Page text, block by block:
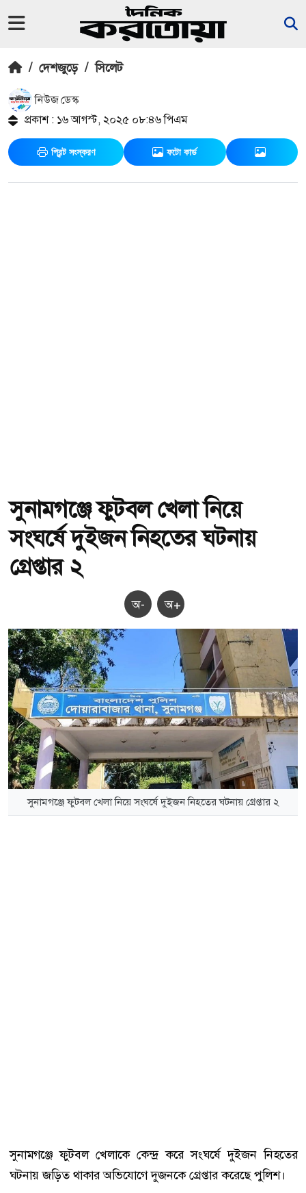
/ দেশজুড়ে / সিলেট
নিউজ ডেস্ক
প্রকাশ : ১৬ আগস্ট, ২০২৫ ০৮:৪৬ পিএম
প্রিন্ট সংস্করণ ফটো কার্ড
সুনামগঞ্জে ফুটবল খেলা নিয়ে
সংঘর্ষে দুইজন নিহতের ঘটনায়
গ্রেপ্তার ২
অ- অ+
সুনামগঞ্জে ফুটবল খেলা নিয়ে সংঘর্ষে দুইজন নিহতের ঘটনায় গ্রেপ্তার ২
সুনামগঞ্জে ফুটবল খেলাকে কেন্দ্র করে সংঘর্ষে দুইজন নিহতের
ঘটনায় জড়িত থাকার অভিযোগে দুজনকে গ্রেপ্তার করেছে পুলিশ।